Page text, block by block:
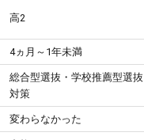
高2
4ヵ月～1年未満
総合型選抜・学校推薦型選抜
対策
変わらなかった